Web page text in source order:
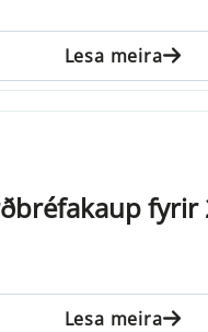
Lesa meira
fyrir
Lesa meira